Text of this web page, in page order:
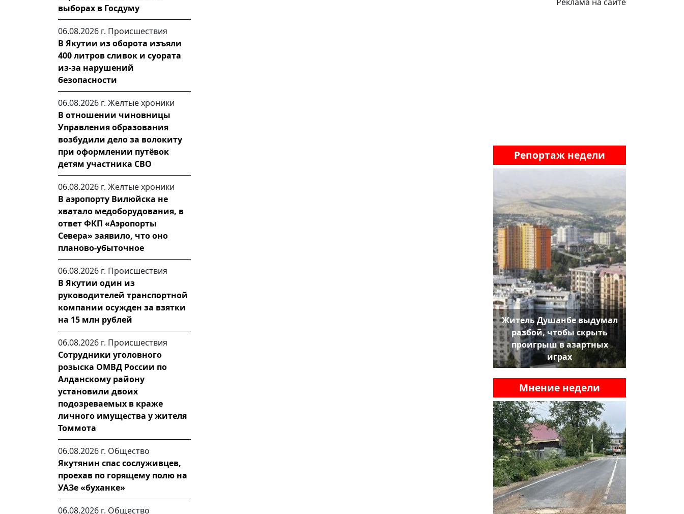
выборах в Госдуму
06.08.2026 г. Происшествия
В Якутии из оборота изъяли
400 литров сливок и суората
из-за нарушений
безопасности
06.08.2026 г. Желтые хроники
В отношении чиновницы
Управления образования
возбудили дело за волокиту
при оформлении путёвок
детям участника СВО
06.08.2026 г. Желтые хроники
В аэропорту Вилюйска не
хватало медоборудования, в
ответ ФКП «Аэропорты
Севера» заявило, что оно
планово-убыточное
06.08.2026 г. Происшествия
В Якутии один из
руководителей транспортной
компании осужден за взятки
на 15 млн рублей
06.08.2026 г. Происшествия
Сотрудники уголовного
розыска ОМВД России по
Алданскому району
установили двоих
подозреваемых в краже
личного имущества у жителя
Томмота
06.08.2026 г. Общество
Якутянин спас сослуживцев,
проехав по горящему полю на
УАЗе «буханке»
06.08.2026 г. Общество
Репортаж недели
Житель Душанбе выдумал
разбой, чтобы скрыть
проигрыш в азартных
играх
Мнение недели